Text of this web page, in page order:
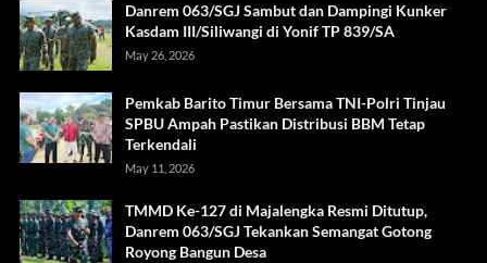
Danrem 063/SGJ Sambut dan Dampingi Kunker
Kasdam III/Siliwangi di Yonif TP 839/SA
May 26, 2026
Pemkab Barito Timur Bersama TNI-Polri Tinjau
SPBU Ampah Pastikan Distribusi BBM Tetap
Terkendali
May 11, 2026
TMMD Ke-127 di Majalengka Resmi Ditutup,
Danrem 063/SGJ Tekankan Semangat Gotong
Royong Bangun Desa